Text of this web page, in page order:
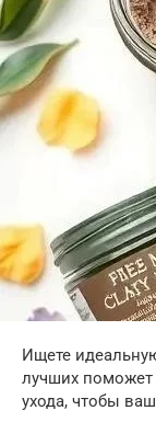
Ищете
лучших поможет
ухода, чтобы